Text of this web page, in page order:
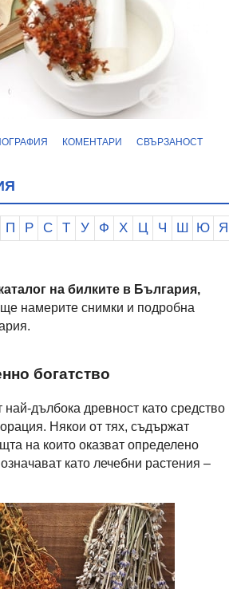
КОМЕНТАРИ СВЪРЗАНОСТ
П Р С Т У Ф Х Ц Ч Ш Ю Я
на билките в България,
намерите снимки и подробна
богатство
дълбока древност като средство
Някои от тях, съдържат
на които оказват определено
като лечебни растения –